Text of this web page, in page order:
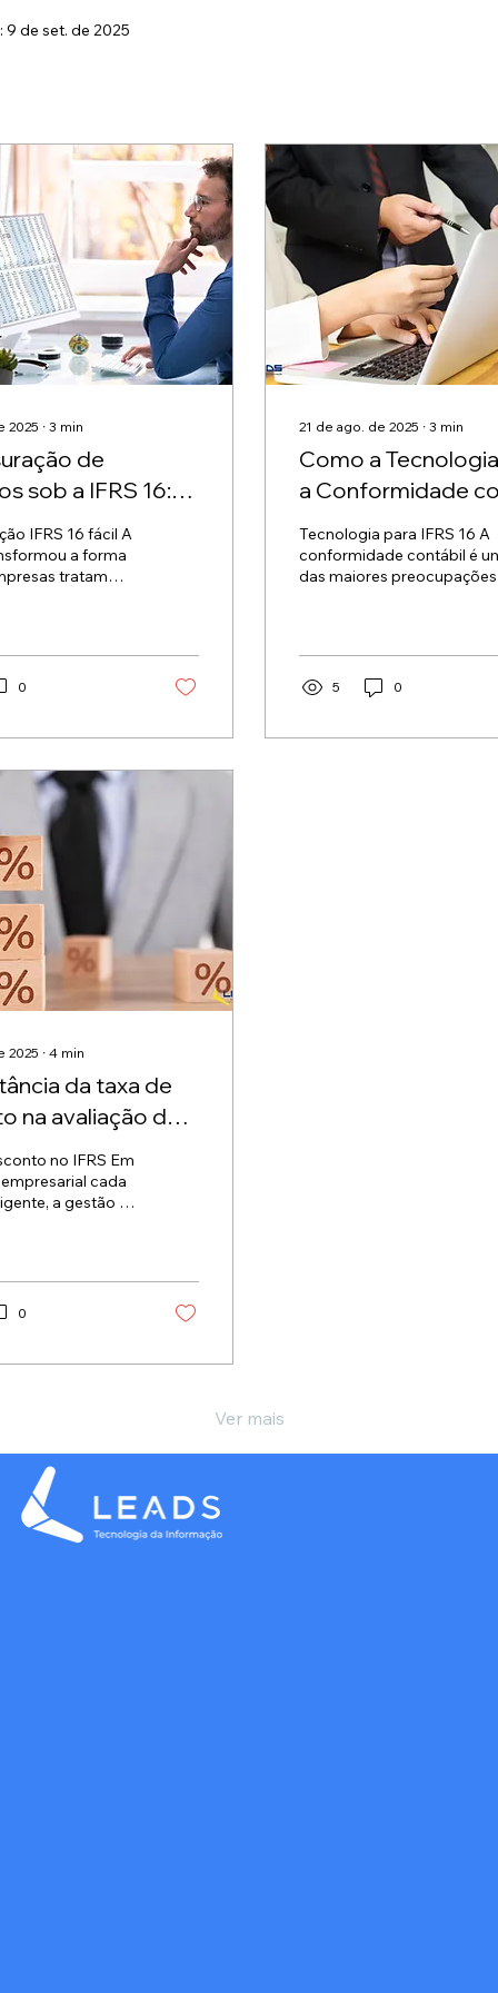
de set. de 2025
2025 ∙ 3 min
de
sob a IFRS 16:
Como Fazer
IFRS 16 fácil A
tratam
0
21 de ago. de 2025 ∙ 3 min
Como a
a Conformidade
Tecnologia para IFRS 16 A
conformidade contábil é
das maiores
5 0
2025 ∙ 4 min
da taxa de
na avaliação de
no IFRS Em
cada
a gestão de
0
Ver mais